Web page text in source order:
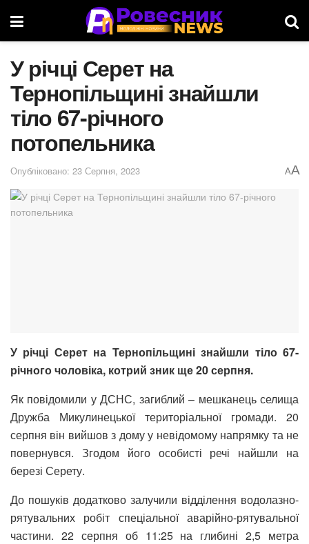
У річці Серет на
Тернопільщині знайшли
тіло 67-річного
потопельника
Опубліковано: 23 Серпня, 2023 AA
У річці Серет на Тернопільщині знайшли тіло 67-
річного чоловіка, котрий зник ще 20 серпня.
Як повідомили у ДСНС, загиблий – мешканець селища
Дружба Микулинецької територіальної громади. 20
серпня він вийшов з дому у невідомому напрямку та не
повернувся. Згодом його особисті речі найшли на
березі Серету.
До пошуків додатково залучили відділення водолазно-
рятувальних робіт спеціальної аварійно-рятувальної
частини. 22 серпня об 11:25 на глибині 2,5 метра